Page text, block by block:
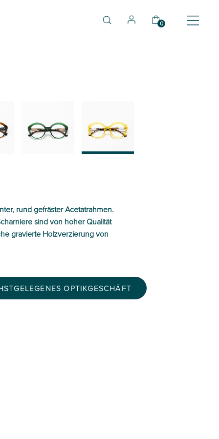
0
rund gefräster Acetatrahmen.
sind von hoher Qualität
gravierte Holzverzierung von
OPTIKGESCHÄFT